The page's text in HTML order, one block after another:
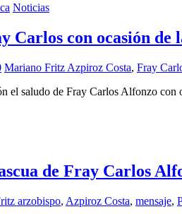
Noticias
Carlos con ocasión de
Mariano Fritz Azpiroz Costa, Fray
el saludo de Fray Carlos Alfonzo con
de Fray Carlos
arzobispo, Azpiroz Costa, mensaje,